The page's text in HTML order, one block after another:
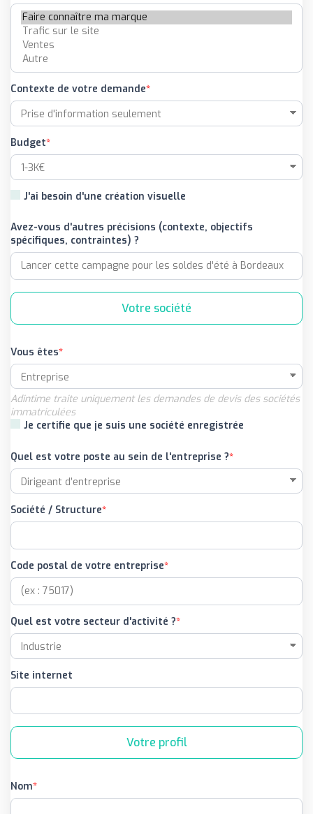
Contexte de votre demande
Budget
J'ai besoin d'une création visuelle
Avez-vous d'autres précisions (contexte, objectifs
spécifiques, contraintes) ?
Votre société
Vous êtes
Adintime traite uniquement les demandes de devis des sociétés
immatriculées
Je certifie que je suis une société enregistrée
Quel est votre poste au sein de l'entreprise ?
Société / Structure
Code postal de votre entreprise
Quel est votre secteur d'activité ?
Site internet
Votre profil
Nom